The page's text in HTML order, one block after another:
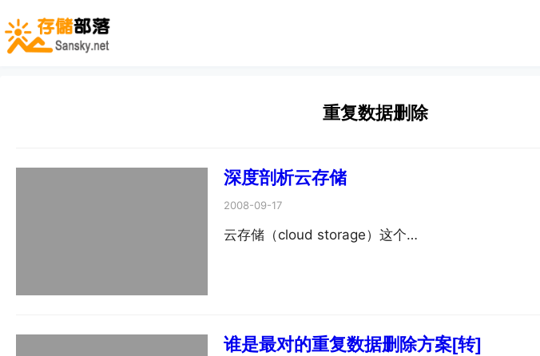
重复数据删除
深度剖析云存储
2008-09-17
云存储（cloud storage）这个…
谁是最对的重复数据删除方案[转]